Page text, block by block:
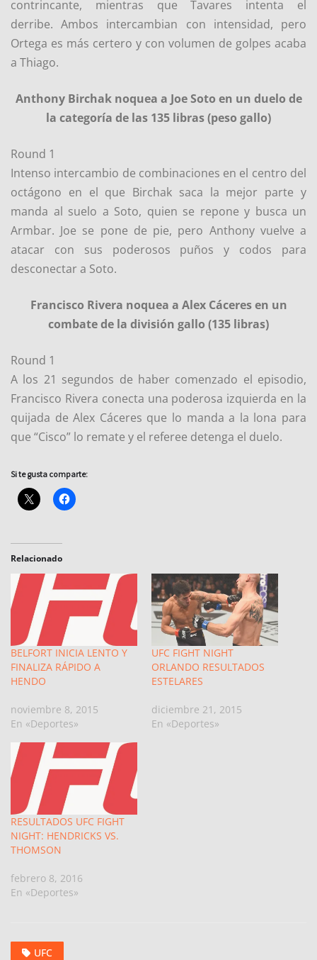
contrincante, mientras que Tavares intenta el
derribe. Ambos intercambian con intensidad, pero
Ortega es más certero y con volumen de golpes acaba
a Thiago.
Anthony Birchak noquea a Joe Soto en un duelo de
la categoría de las 135 libras (peso gallo)
Round 1
Intenso intercambio de combinaciones en el centro del
octágono en el que Birchak saca la mejor parte y
manda al suelo a Soto, quien se repone y busca un
Armbar. Joe se pone de pie, pero Anthony vuelve a
atacar con sus poderosos puños y codos para
desconectar a Soto.
Francisco Rivera noquea a Alex Cáceres en un
combate de la división gallo (135 libras)
Round 1
A los 21 segundos de haber comenzado el episodio,
Francisco Rivera conecta una poderosa izquierda en la
quijada de Alex Cáceres que lo manda a la lona para
que “Cisco” lo remate y el referee detenga el duelo.
Si te gusta comparte:
Relacionado
BELFORT INICIA LENTO Y
FINALIZA RÁPIDO A
HENDO
noviembre 8, 2015
En «Deportes»
UFC FIGHT NIGHT
ORLANDO RESULTADOS
ESTELARES
diciembre 21, 2015
En «Deportes»
RESULTADOS UFC FIGHT
NIGHT: HENDRICKS VS.
THOMSON
febrero 8, 2016
En «Deportes»
UFC